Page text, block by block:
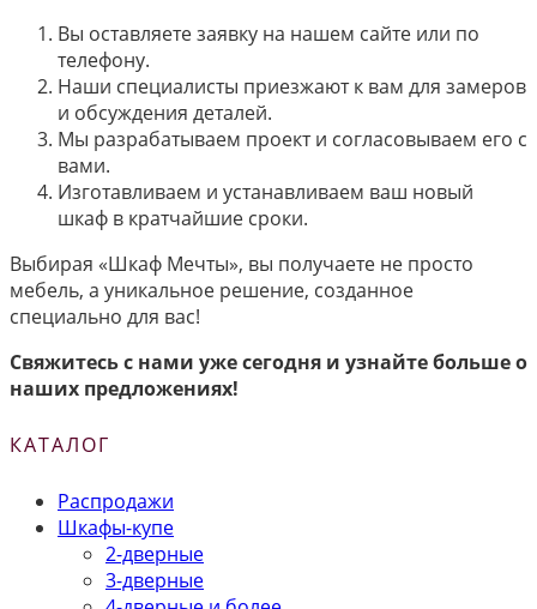
Вы оставляете заявку на нашем сайте или по
телефону.
Наши специалисты приезжают к вам для замеров
и обсуждения деталей.
Мы разрабатываем проект и согласовываем его с
вами.
Изготавливаем и устанавливаем ваш новый
шкаф в кратчайшие сроки.
Выбирая «Шкаф Мечты», вы получаете не просто
мебель, а уникальное решение, созданное
специально для вас!
Свяжитесь с нами уже сегодня и узнайте больше о
наших предложениях!
КАТАЛОГ
Распродажи
Шкафы-купе
2-дверные
3-дверные